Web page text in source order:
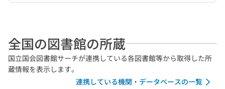
全国の図書館の所蔵
国立国会図書館サーチが連携している各図書館等から取得した所
蔵情報を表示します。
連携している機関・データベースの一覧